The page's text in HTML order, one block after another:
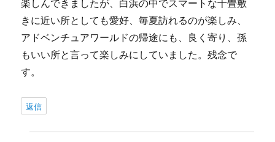
楽しんできましたが、白浜の中でスマートな千畳敷
きに近い所としても愛好、毎夏訪れるのが楽しみ、
アドベンチュアワールドの帰途にも、良く寄り、孫
もいい所と言って楽しみにしていました。残念で
す。
返信